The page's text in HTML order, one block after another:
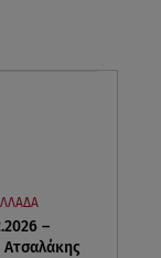
για το
–
Ατσαλάκης